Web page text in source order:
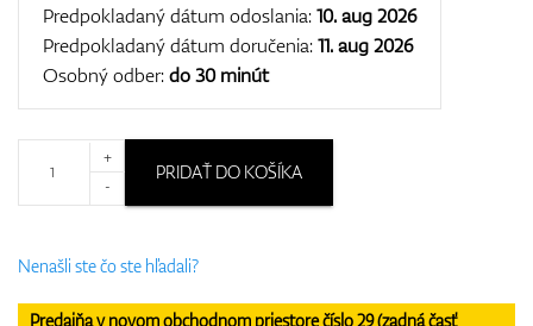
Predpokladaný dátum odoslania:10. aug 2026
Predpokladaný dátum doručenia:11. aug 2026
Osobný odber:do 30 minút
+
-
PRIDAŤ DO KOŠÍKA
Nenašli ste čo ste hľadali?
Predajňa v novom obchodnom priestore číslo 29 (zadná časť